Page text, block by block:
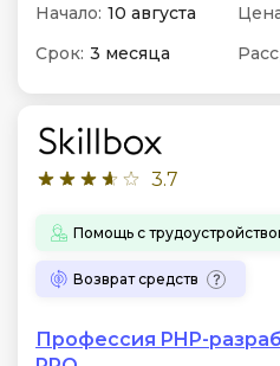
Начало: 10 августа
Срок: 3 месяца
3.7
Помощь с
Возврат средств
Профессия PHP-